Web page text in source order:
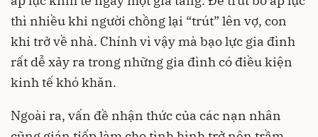
thì nhiều khi người chồng lại “trút” lên vợ, con
khi trở về nhà. Chính vì vậy mà bạo lực gia đình
rất dễ xảy ra trong những gia đình có điều kiện
kinh tế khó khăn.
Ngoài ra, vấn đề nhận thức của các nạn nhân